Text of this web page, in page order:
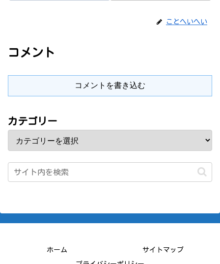
ことへいへい
コメント
コメントを書き込む
カテゴリー
ホーム サイトマップ